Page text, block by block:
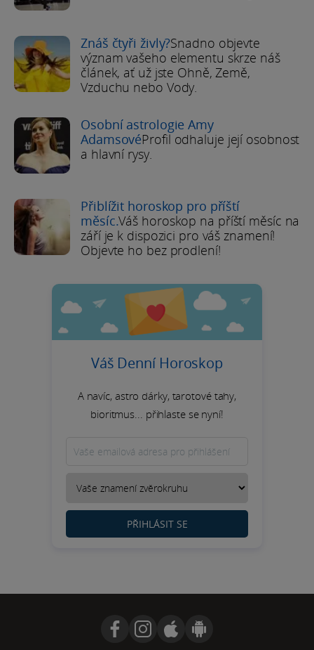
Znáš čtyři živly?Snadno objevte
význam vašeho elementu skrze náš
článek, ať už jste Ohně, Země,
Vzduchu nebo Vody.
Osobní astrologie Amy
AdamsovéProfil odhaluje její osobnost
a hlavní rysy.
Přiblížit horoskop pro příští
měsíc.Váš horoskop na příští měsíc na
září je k dispozici pro váš znamení!
Objevte ho bez prodlení!
Váš Denní Horoskop
A navíc, astro dárky, tarotové tahy,
bioritmus... přihlaste se nyní!
PŘIHLÁSIT SE